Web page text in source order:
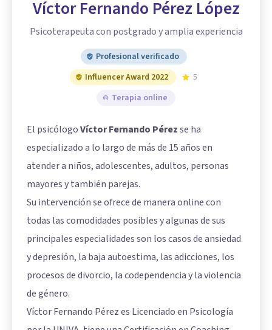
Víctor Fernando Pérez López
Psicoterapeuta con postgrado y amplia experiencia
Profesional verificado
Influencer Award 2022
5
Terapia online
El psicólogoVíctor Fernando Pérezse ha
especializado a lo largo de más de 15 años en
atender a niños, adolescentes, adultos, personas
mayores y también parejas.
Su intervención se ofrece de manera online con
todas las comodidades posibles y algunas de sus
principales especialidades son los casos de ansiedad
y depresión, la baja autoestima, las adicciones, los
procesos de divorcio, la codependencia y la violencia
de género.
Víctor Fernando Pérez es Licenciado en Psicología